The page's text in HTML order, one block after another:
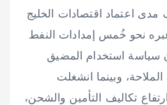
اعتماد اقتصادات الخليج
نحو خُمس إمدادات النفط
سياسة استخدام المضيق
وبينما انشغلت
تكاليف التأمين والشحن،